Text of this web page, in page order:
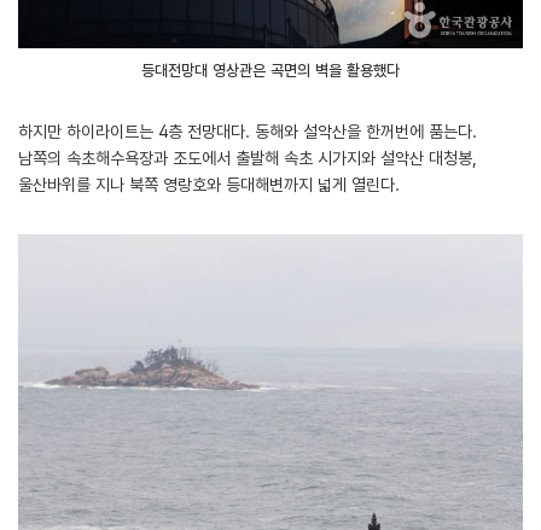
등대전망대 영상관은 곡면의 벽을 활용했다
하지만 하이라이트는 4층 전망대다. 동해와 설악산을 한꺼번에 품는다.
남쪽의 속초해수욕장과 조도에서 출발해 속초 시가지와 설악산 대청봉,
울산바위를 지나 북쪽 영랑호와 등대해변까지 넓게 열린다.